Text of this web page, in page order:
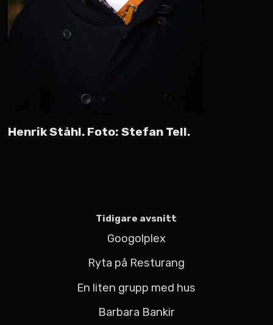
Henrik Ståhl. Foto: Stefan Tell.
Tidigare avsnitt
Googolplex
Ryta på Resturang
En liten grupp med hus
Barbara Bankir